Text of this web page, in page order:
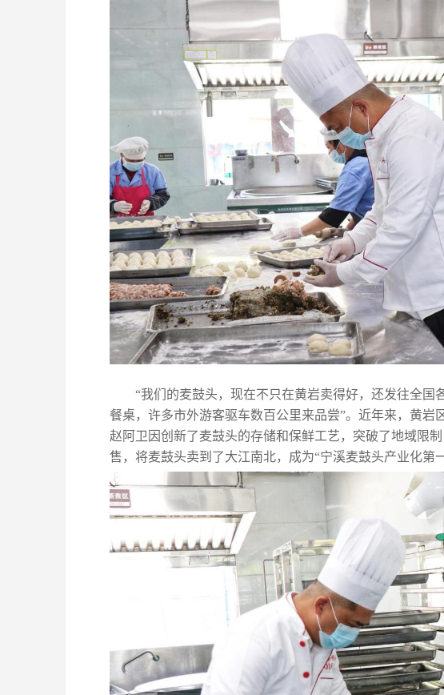
“我们的麦鼓头，现在不只在黄岩卖得好，还发往全国
餐桌，许多市外游客驱车数百公里来品尝”。近年来，黄岩
赵阿卫因创新了麦鼓头的存储和保鲜工艺，突破了地域限
售，将麦鼓头卖到了大江南北，成为“宁溪麦鼓头产业化第一